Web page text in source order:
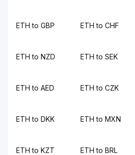
ETH to GBP ETH to CHF
ETH to NZD ETH to SEK
ETH to AED ETH to CZK
ETH to DKK ETH to MXN
ETH to KZT ETH to BRL